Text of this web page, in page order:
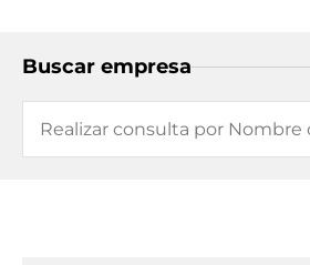
Buscar empresa